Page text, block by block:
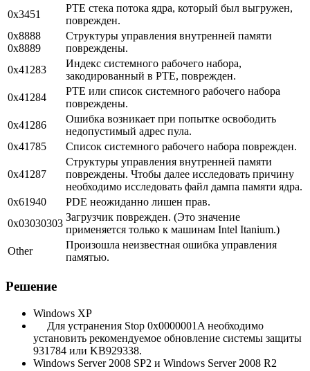
0x3451
PTE стека потока ядра, который был выгружен,
поврежден.
0x8888
0x8889
Структуры управления внутренней памяти
повреждены.
0x41283
Индекс системного рабочего набора,
закодированный в PTE, поврежден.
0x41284
PTE или список системного рабочего набора
повреждены.
0x41286
Ошибка возникает при попытке освободить
недопустимый адрес пула.
0x41785
Список системного рабочего набора поврежден.
0x41287
Структуры управления внутренней памяти
повреждены. Чтобы далее исследовать причину
необходимо исследовать файл дампа памяти ядра.
0x61940
PDE неожиданно лишен прав.
0x03030303
Загрузчик поврежден. (Это значение
применяется только к машинам Intel Itanium.)
Other
Произошла неизвестная ошибка управления
памятью.
Решение
Windows XP
Для устранения Stop 0x0000001A необходимо
установить рекомендуемое обновление системы защиты
931784 или KB929338.
Windows Server 2008 SP2 и Windows Server 2008 R2